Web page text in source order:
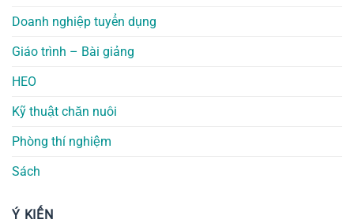
Doanh nghiệp tuyển dụng
Giáo trình – Bài giảng
HEO
Kỹ thuật chăn nuôi
Phòng thí nghiệm
Sách
Ý KIẾN